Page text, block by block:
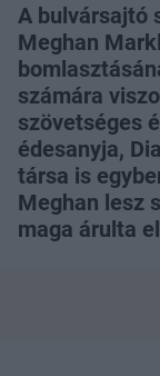
A bulvársajtó
Meghan
számára
szövetséges
édesanyja,
társa is
Meghan lesz
maga árulta